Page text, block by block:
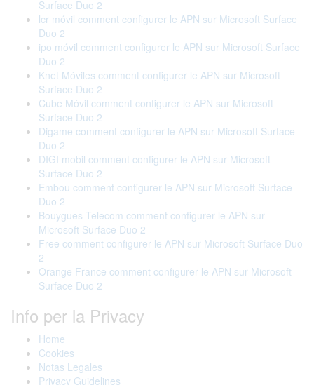
Surface Duo 2
lcr móvil comment configurer le APN sur Microsoft Surface
Duo 2
ipo móvil comment configurer le APN sur Microsoft Surface
Duo 2
Knet Móviles comment configurer le APN sur Microsoft
Surface Duo 2
Cube Móvil comment configurer le APN sur Microsoft
Surface Duo 2
Digame comment configurer le APN sur Microsoft Surface
Duo 2
DIGI mobil comment configurer le APN sur Microsoft
Surface Duo 2
Embou comment configurer le APN sur Microsoft Surface
Duo 2
Bouygues Telecom comment configurer le APN sur
Microsoft Surface Duo 2
Free comment configurer le APN sur Microsoft Surface Duo
2
Orange France comment configurer le APN sur Microsoft
Surface Duo 2
Info per la Privacy
Home
Cookies
Notas Legales
Privacy Guidelines